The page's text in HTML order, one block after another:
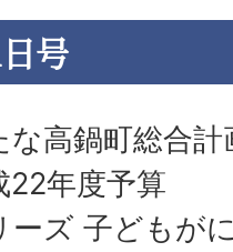
号
な高鍋町総合
22年度予算
ーズ 子どもが